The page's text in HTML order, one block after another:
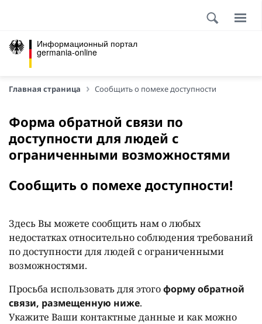
Информационный портал
germania-online
Главная страница Сообщить о помехе доступности
Форма обратной связи по
доступности для людей с
ограниченными возможностями
Сообщить о помехе доступности!
Здесь Вы можете сообщить нам о любых
недостатках относительно соблюдения требований
по доступности для людей с ограниченными
возможностями.
Просьба использовать для этогоформу обратной
связи, размещенную ниже.
Укажите Ваши контактные данные и как можно